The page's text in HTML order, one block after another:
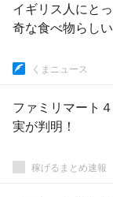
イギリス人にと
奇な食べ物らしい
くまニュース
ファミリマート
実が判明！
稼げるまとめ速報